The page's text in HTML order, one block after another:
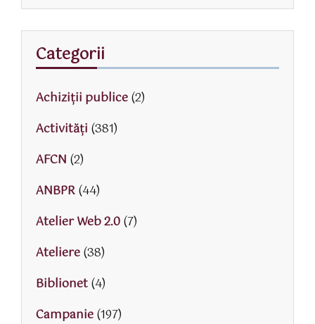
Categorii
Achiziții publice(2)
Activităţi (381)
AFCN (2)
ANBPR(44)
Atelier Web 2.0(7)
Ateliere(38)
Biblionet(4)
Campanie(197)